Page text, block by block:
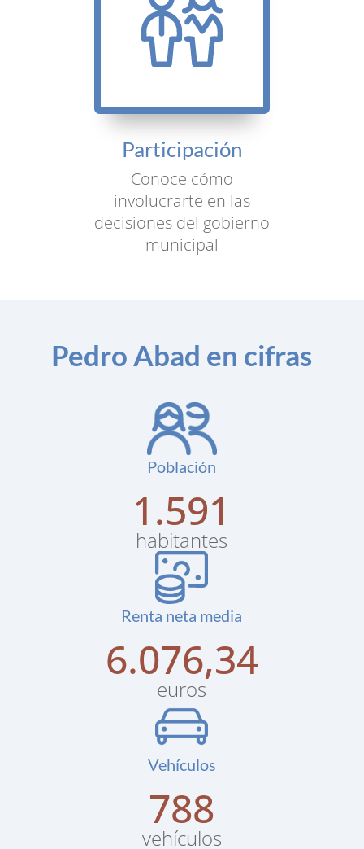
Participación
Conoce cómo
involucrarte en las
decisiones del gobierno
municipal
Pedro Abad en cifras
Población
1.779
habitantes
Renta neta media
6.795,43
euros
Vehículos
886
vehículos